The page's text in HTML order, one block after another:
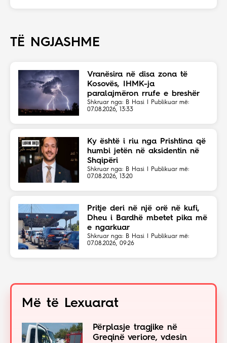
TË NGJASHME
Vranësira në disa zona të
Kosovës, IHMK-ja
paralajmëron rrufe e breshër
Shkruar nga: B Hasi | Publikuar më:
07.08.2026, 13:33
Ky është i riu nga Prishtina që
humbi jetën në aksidentin në
Shqipëri
Shkruar nga: B Hasi | Publikuar më:
07.08.2026, 13:20
Pritje deri në një orë në kufi,
Dheu i Bardhë mbetet pika më
e ngarkuar
Shkruar nga: B Hasi | Publikuar më:
07.08.2026, 09:26
Më të Lexuarat
Përplasje tragjike në
Greqinë veriore, vdesin